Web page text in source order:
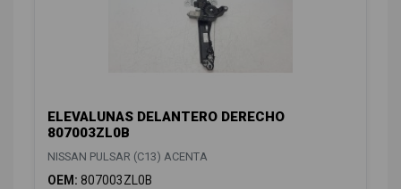
ELEVALUNAS DELANTERO DERECHO
807003ZL0B
NISSAN PULSAR (C13) ACENTA
OEM: 807003ZL0B